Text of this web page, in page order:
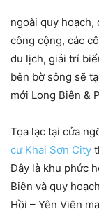
ngoài quy
công cộng, các
du lịch, giải trí
bên bờ sông sẽ
mới Long Biên &
Tọa lạc tại cửa
cư Khai Sơn City
Đây là khu phức
Biên và quy
Hồi – Yên Viên